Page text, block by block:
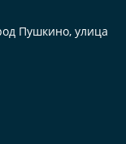
Пушкино, улица